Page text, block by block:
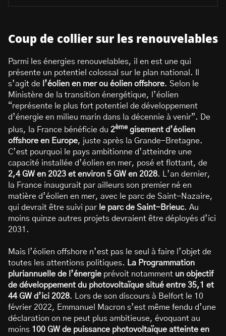
Coup de collier sur les renouvelables
Parmi les énergies renouvelables, il en est une qui
présente un potentiel colossal sur le plan national. Il
s’agit de l’éolien en mer ou éolien offshore. Selon le
Ministère de la transition énergétique, l’éolien
“représente le plus fort potentiel de développement
d’énergie en milieu marin dans la décennie à venir”. De
plus, la France bénéficie du 2èmegisement d’éolien
offshore en Europe, juste après la Grande-Bretagne.
C’est pourquoi le pays ambitionne d’atteindre une
capacité installée d’éolien en mer, posé et flottant, de
2,4 GW en 2023 et environ 5 GW en 2028. L’an dernier,
la France inaugurait par ailleurs son premier né en
matière d’éolien en mer, avec le parc de Saint-Nazaire,
qui devrait être suivi par le parc de Saint-Brieuc. Au
moins quinze autres projets devraient être déployés d’ici
2031.
Mais l’éolien offshore n’est pas le seul à faire l’objet de
toutes les attentions politiques. ​​La Programmation
pluriannuelle de l’énergie prévoit notamment un objectif
de développement du photovoltaïque situé entre 35,1 et
44 GW d’ici 2028. Lors de son discours à Belfort le 10
février 2022, Emmanuel Macron s’est même fendu d’une
déclaration on ne peut plus ambitieuse, évoquant au
moins 100 GW de puissance photovoltaïque atteinte en